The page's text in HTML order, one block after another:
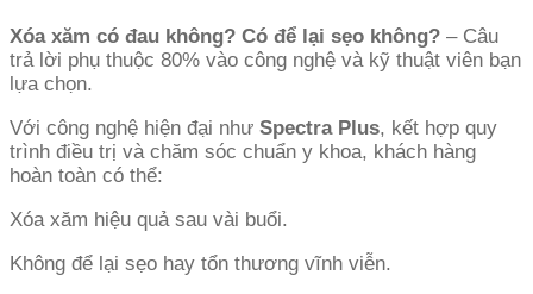
Xóa xăm có đau không? Có để lại sẹo không? – Câu
trả lời phụ thuộc 80% vào công nghệ và kỹ thuật viên bạn
lựa chọn.
Với công nghệ hiện đại như Spectra Plus, kết hợp quy
trình điều trị và chăm sóc chuẩn y khoa, khách hàng
hoàn toàn có thể:
Xóa xăm hiệu quả sau vài buổi.
Không để lại sẹo hay tổn thương vĩnh viễn.